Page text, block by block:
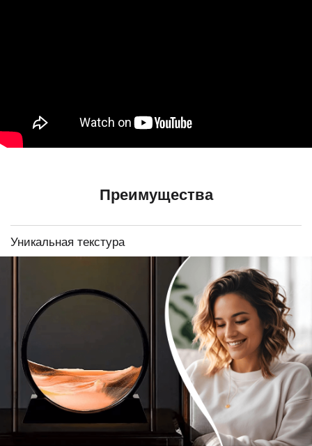
Преимущества
Уникальная текстура